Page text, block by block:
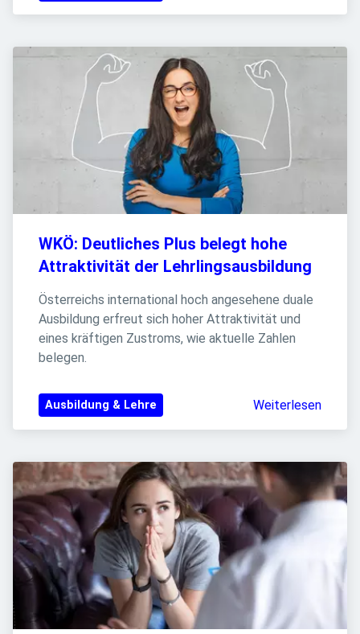
WKÖ: Deutliches Plus belegt hohe
Attraktivität der Lehrlingsausbildung
Österreichs international hoch angesehene duale
Ausbildung erfreut sich hoher Attraktivität und
eines kräftigen Zustroms, wie aktuelle Zahlen
belegen.
Ausbildung & Lehre Weiterlesen